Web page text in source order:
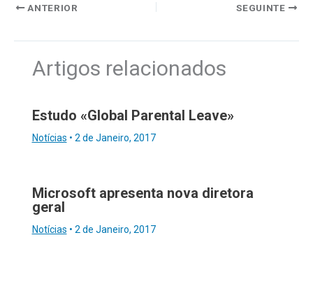
ANTERIOR SEGUINTE
Artigos relacionados
Estudo «Global Parental Leave»
Notícias • 2 de Janeiro, 2017
Microsoft apresenta nova diretora
geral
Notícias • 2 de Janeiro, 2017